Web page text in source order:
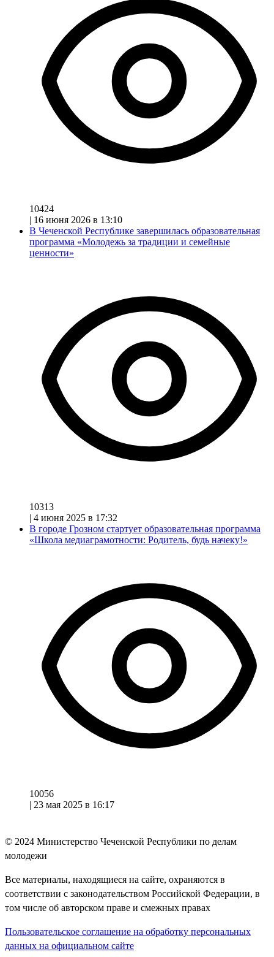
10424
| 16 июня 2026 в 13:10
В Чеченской Республике завершилась образовательная
программа «Молодежь за традиции и семейные
ценности»
10313
| 4 июня 2025 в 17:32
В городе Грозном стартует образовательная программа
«Школа медиаграмотности: Родитель, будь начеку!»
10056
| 23 мая 2025 в 16:17
© 2024 Министерство Чеченской Республики по делам
молодежи
Все материалы, находящиеся на сайте, охраняются в
соответствии с законодательством Российской Федерации, в
том числе об авторском праве и смежных правах
Пользовательское соглашение на обработку персональных
данных на официальном сайте